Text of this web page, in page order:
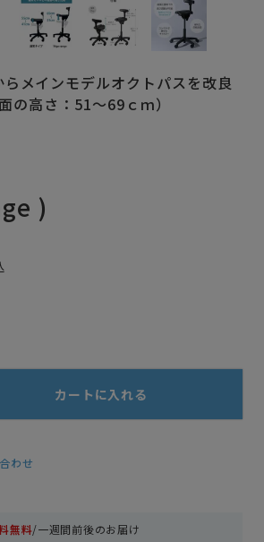
らメインモデルオクトパスを改良
高さ：51～69ｃｍ）
)
カートに入れる
わせ
無料/一週間前後のお届け